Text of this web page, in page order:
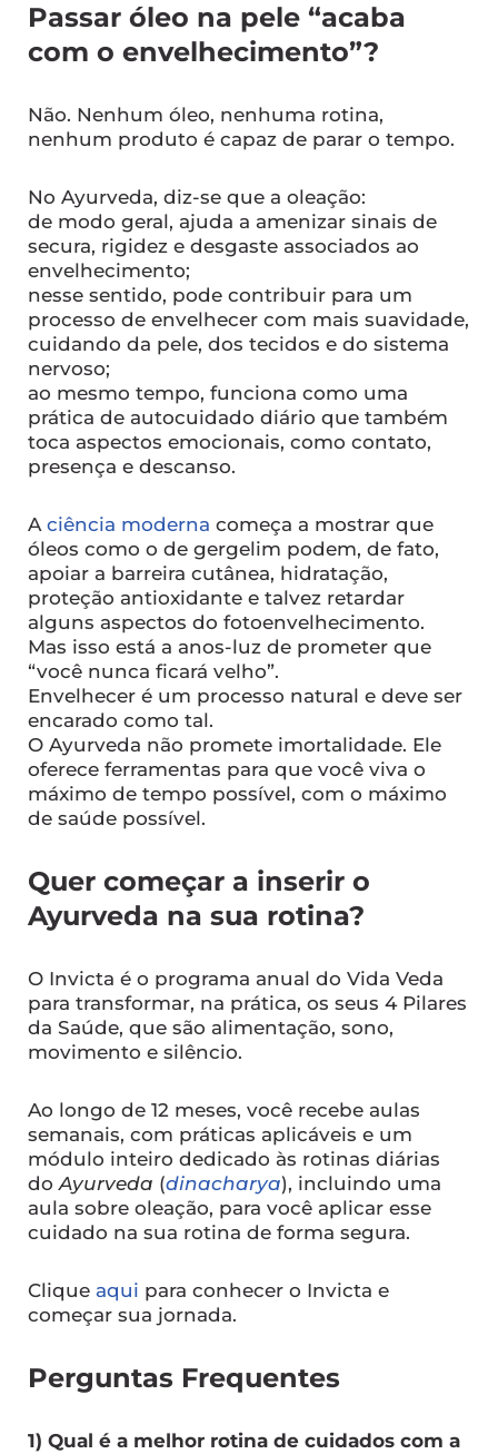
Passar óleo na pele “acaba
com o envelhecimento”?
Não. Nenhum óleo, nenhuma rotina,
nenhum produto é capaz de parar o tempo.
No Ayurveda, diz-se que a oleação:
de modo geral, ajuda a amenizar sinais de
secura, rigidez e desgaste associados ao
envelhecimento;
nesse sentido, pode contribuir para um
processo de envelhecer com mais suavidade,
cuidando da pele, dos tecidos e do sistema
nervoso;
ao mesmo tempo, funciona como uma
prática de autocuidado diário que também
toca aspectos emocionais, como contato,
presença e descanso.
A ciência moderna começa a mostrar que
óleos como o de gergelim podem, de fato,
apoiar a barreira cutânea, hidratação,
proteção antioxidante e talvez retardar
alguns aspectos do fotoenvelhecimento.
Mas isso está a anos-luz de prometer que
“você nunca ficará velho”.
Envelhecer é um processo natural e deve ser
encarado como tal.
O Ayurveda não promete imortalidade. Ele
oferece ferramentas para que você viva o
máximo de tempo possível, com o máximo
de saúde possível.
Quer começar a inserir o
Ayurveda na sua rotina?
O Invicta é o programa anual do Vida Veda
para transformar, na prática, os seus 4 Pilares
da Saúde, que são alimentação, sono,
movimento e silêncio.
Ao longo de 12 meses, você recebe aulas
semanais, com práticas aplicáveis e um
módulo inteiro dedicado às rotinas diárias
doAyurveda (dinacharya), incluindo uma
aula sobre oleação, para você aplicar esse
cuidado na sua rotina de forma segura.
Clique aqui para conhecer o Invicta e
começar sua jornada.
Perguntas Frequentes
1) Qual é a melhor rotina de cuidados com a